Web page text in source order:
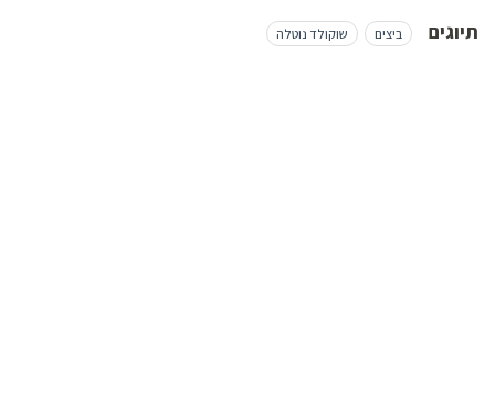
תיוגים ביצים שוקולד נוטלה